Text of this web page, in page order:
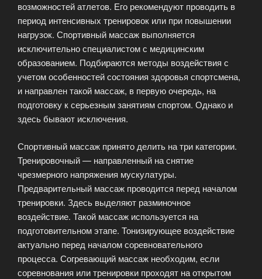
возможностей атлетов. Его рекомендуют проводить в
период интенсивных тренировок или при повышении
нагрузок. Спортивный массаж выполняется
исключительно специалистом с медицинским
образованием. Подбираются методы воздействия с
учетом особенностей состояния здоровья спортсмена,
и направлен такой массаж, в первую очередь, на
подготовку к серьезным занятиям спортом. Однако и
здесь бывают исключения.
Спортивный массаж принято делить на три категории.
Тренировочный — направленный на снятие
чрезмерного напряжения мускулатуры.
Предварительный массаж проводится перед началом
тренировки. Здесь выделяют разминочное
воздействие. Такой массаж используется на
подготовительном этапе. Тонизирующее воздействие
актуально перед началом соревновательного
процесса. Согревающий массаж необходим, если
соревнования или тренировки проходят на открытом